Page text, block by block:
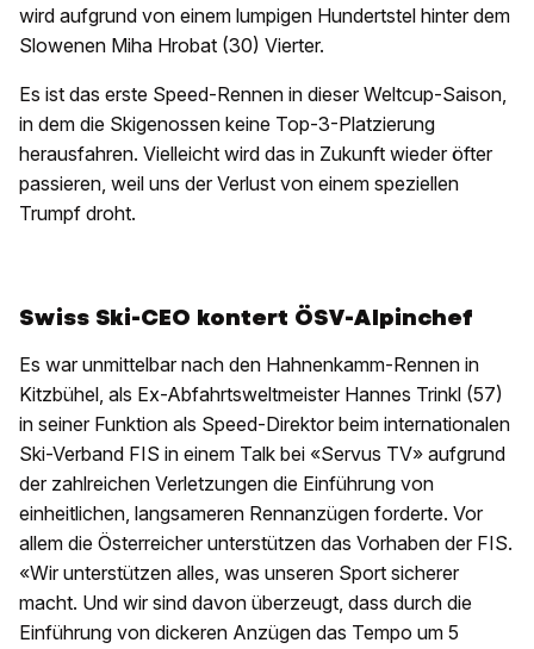
wird aufgrund von einem lumpigen Hundertstel hinter dem
Slowenen Miha Hrobat (30) Vierter.
Es ist das erste Speed-Rennen in dieser Weltcup-Saison,
in dem die Skigenossen keine Top-3-Platzierung
herausfahren. Vielleicht wird das in Zukunft wieder öfter
passieren, weil uns der Verlust von einem speziellen
Trumpf droht.
Swiss Ski-CEO kontert ÖSV-Alpinchef
Es war unmittelbar nach den Hahnenkamm-Rennen in
Kitzbühel, als Ex-Abfahrtsweltmeister Hannes Trinkl (57)
in seiner Funktion als Speed-Direktor beim internationalen
Ski-Verband FIS in einem Talk bei «Servus TV» aufgrund
der zahlreichen Verletzungen die Einführung von
einheitlichen, langsameren Rennanzügen forderte. Vor
allem die Österreicher unterstützen das Vorhaben der FIS.
«Wir unterstützen alles, was unseren Sport sicherer
macht. Und wir sind davon überzeugt, dass durch die
Einführung von dickeren Anzügen das Tempo um 5